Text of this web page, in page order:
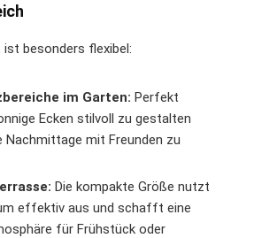
besonders flexibel:
im Garten: Perfekt
Ecken stilvoll zu gestalten
Nachmittage mit Freunden zu
Die kompakte Größe nutzt
effektiv aus und schafft eine
für Frühstück oder